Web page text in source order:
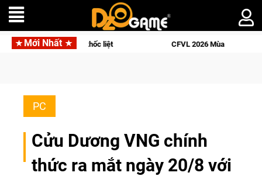
Mới Nhất
sử khốc liệt CFVL 2026 Mùa 2 khép lại với hành trình
PC
Cửu Dương VNG chính
thức ra mắt ngày 20/8 với